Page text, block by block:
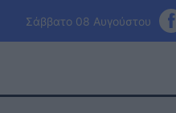
Σάββατο 08 Αυγούστου